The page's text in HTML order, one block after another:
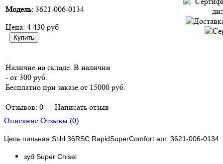
Модель: 3621-006-0134
Цена: 4 430 руб
Наличие на складе: В наличии
- от 300 руб.
Бесплатно при заказе от 15000 руб.
Отзывов: 0 | Написать отзыв
Описание Отзывы (0)
Цепь пильная Stihl 36RSC RapidSuperComfort арт. 3621-006-0134
зуб Super Chisel